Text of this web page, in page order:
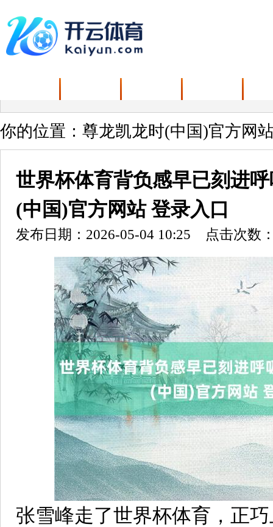
你的位置： 尊龙凯龙时(中国)官方网
世界杯体育背负感早已刻进
(中国)官方网站 登录入口
发布日期：2026-05-04 10:25 点击次数
张雪峰走了世界杯体育，正